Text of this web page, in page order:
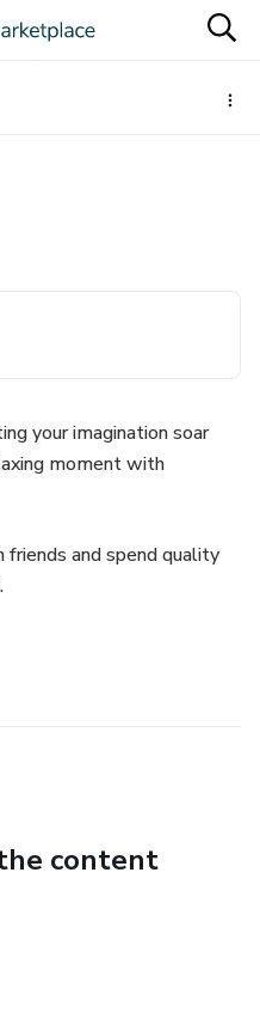
your imagination soar
moment with
and spend quality
content